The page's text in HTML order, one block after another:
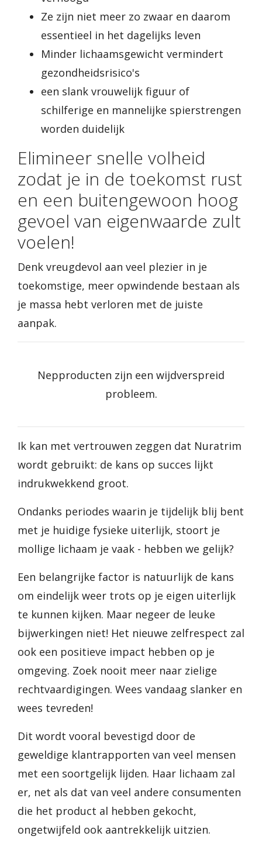
Ze zijn niet meer zo zwaar en daarom
essentieel in het dagelijks leven
Minder lichaamsgewicht vermindert
gezondheidsrisico's
een slank vrouwelijk figuur of
schilferige en mannelijke spierstrengen
worden duidelijk
Elimineer snelle volheid
zodat je in de toekomst rust
en een buitengewoon hoog
gevoel van eigenwaarde zult
voelen!
Denk vreugdevol aan veel plezier in je
toekomstige, meer opwindende bestaan als
je massa hebt verloren met de juiste
aanpak.
Nepproducten zijn een wijdverspreid
probleem.
Ik kan met vertrouwen zeggen dat Nuratrim
wordt gebruikt: de kans op succes lijkt
indrukwekkend groot.
Ondanks periodes waarin je tijdelijk blij bent
met je huidige fysieke uiterlijk, stoort je
mollige lichaam je vaak - hebben we gelijk?
Een belangrijke factor is natuurlijk de kans
om eindelijk weer trots op je eigen uiterlijk
te kunnen kijken. Maar negeer de leuke
bijwerkingen niet! Het nieuwe zelfrespect zal
ook een positieve impact hebben op je
omgeving. Zoek nooit meer naar zielige
rechtvaardigingen. Wees vandaag slanker en
wees tevreden!
Dit wordt vooral bevestigd door de
geweldige klantrapporten van veel mensen
met een soortgelijk lijden. Haar lichaam zal
er, net als dat van veel andere consumenten
die het product al hebben gekocht,
ongetwijfeld ook aantrekkelijk uitzien.